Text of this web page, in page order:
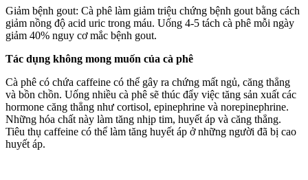
Giảm bệnh gout: Cà phê làm giảm triệu chứng bệnh gout bằng cách
giảm nồng độ acid uric trong máu. Uống 4-5 tách cà phê mỗi ngày
giảm 40% nguy cơ mắc bệnh gout.
Tác dụng không mong muốn của cà phê
Cà phê có chứa caffeine có thể gây ra chứng mất ngủ, căng thẳng
và bồn chồn. Uống nhiều cà phê sẽ thúc đẩy việc tăng sản xuất các
hormone căng thẳng như cortisol, epinephrine và norepinephrine.
Những hóa chất này làm tăng nhịp tim, huyết áp và căng thẳng.
Tiêu thụ caffeine có thể làm tăng huyết áp ở những người đã bị cao
huyết áp.